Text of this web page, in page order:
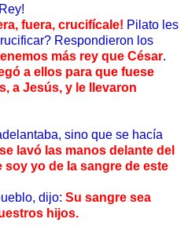
fuera, crucifícale! Pilato les
Respondieron los
más rey que César.
a ellos para que fuese
a Jesús, y le llevaron
sino que se hacía
lavó las manos delante del
yo de la sangre de este
dijo: Su sangre sea
hijos.